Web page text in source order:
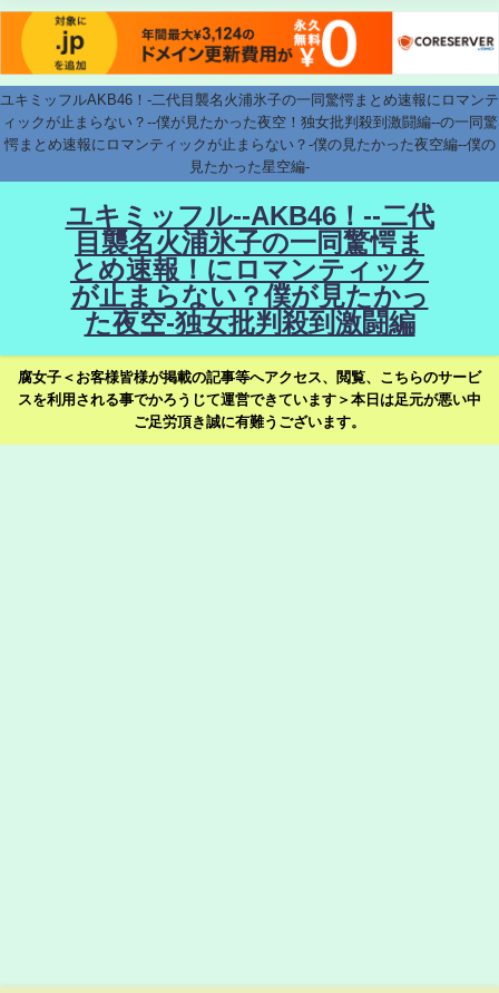
ユキミッフルAKB46！-二代目襲名火浦氷子の一同驚愕まとめ速報にロマンテ
ィックが止まらない？--僕が見たかった夜空！独女批判殺到激闘編--の一同驚
愕まとめ速報にロマンティックが止まらない？-僕の見たかった夜空編--僕の
見たかった星空編-
ユキミッフル--AKB46！--二代
目襲名火浦氷子の一同驚愕ま
とめ速報！にロマンティック
が止まらない？僕が見たかっ
た夜空-独女批判殺到激闘編
腐女子＜お客様皆様が掲載の記事等へアクセス、閲覧、こちらのサービ
スを利用される事でかろうじて運営できています＞本日は足元が悪い中
ご足労頂き誠に有難うございます。